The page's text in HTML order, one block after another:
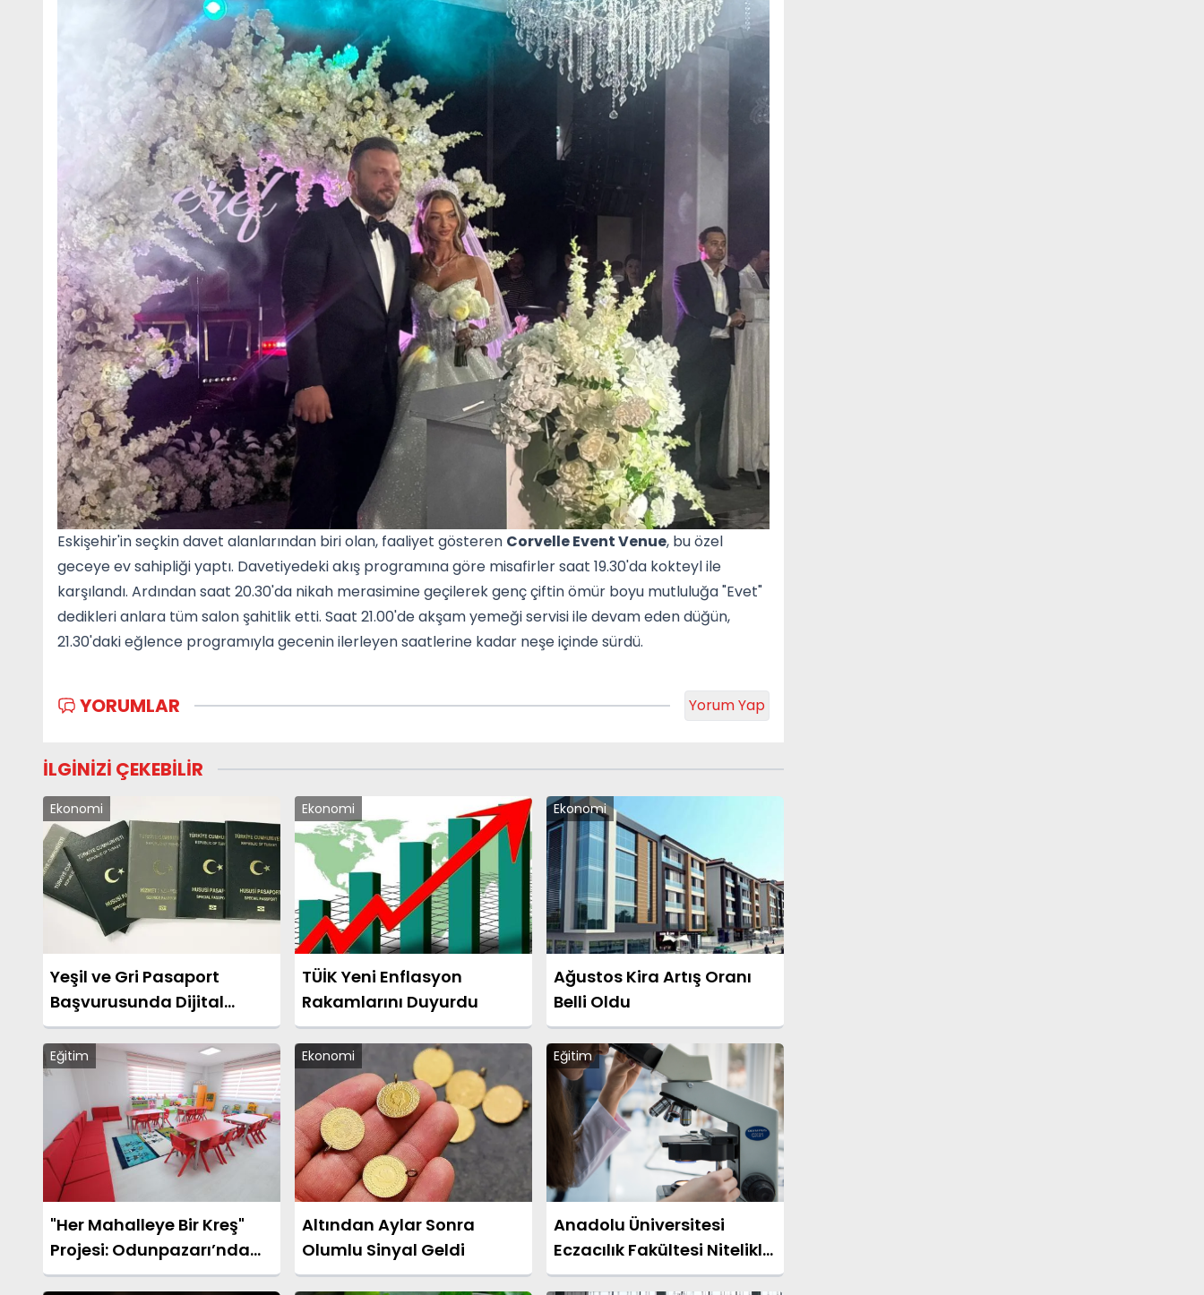
Eskişehir'in seçkin davet alanlarından biri olan, faaliyet gösteren Corvelle Event Venue, bu özel
geceye ev sahipliği yaptı. Davetiyedeki akış programına göre misafirler saat 19.30'da kokteyl ile
karşılandı. Ardından saat 20.30'da nikah merasimine geçilerek genç çiftin ömür boyu mutluluğa "Evet"
dedikleri anlara tüm salon şahitlik etti. Saat 21.00'de akşam yemeği servisi ile devam eden düğün,
21.30'daki eğlence programıyla gecenin ilerleyen saatlerine kadar neşe içinde sürdü.
YORUMLAR Yorum Yap
İLGİNİZİ ÇEKEBİLİR
Ekonomi
Yeşil ve Gri Pasaport
Başvurusunda Dijital
Dönüşüm Başlatıldı
Ekonomi
TÜİK Yeni Enflasyon
Rakamlarını Duyurdu
Ekonomi
Ağustos Kira Artış Oranı
Belli Oldu
Eğitim
"Her Mahalleye Bir Kreş"
Projesi: Odunpazarı’nda
Kreş Kayıtları Başladı
Ekonomi
Altından Aylar Sonra
Olumlu Sinyal Geldi
Eğitim
Anadolu Üniversitesi
Eczacılık Fakültesi Nitelikli
Eğitimini Sürdürüyor